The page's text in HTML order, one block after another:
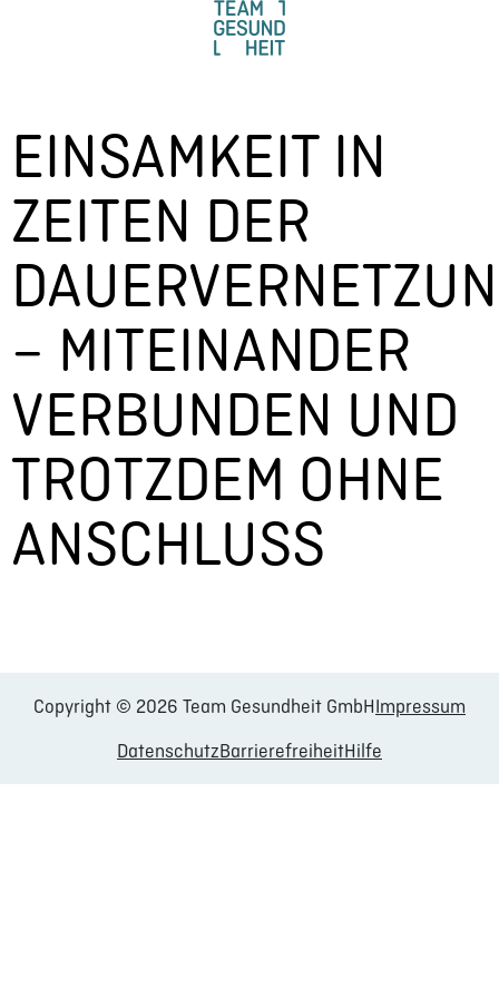
EINSAMKEIT IN
ZEITEN DER
– MITEINANDER
VERBUNDEN UND
TROTZDEM OHNE
ANSCHLUSS
Copyright © 2026 Team Gesundheit GmbHImpressum
DatenschutzBarrierefreiheitHilfe